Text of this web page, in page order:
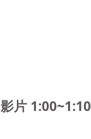
影片 1:00~1:10